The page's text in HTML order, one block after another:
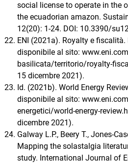
social license to operate in the
the ecuadorian amazon.
12(20): 1-24. DOI: 10.3390/
ENI (2021a). Royalty e
disponibile al sito:
basilicata/territorio/royalty-
15 dicembre 2021).
Id. (2021b). World Energy
disponibile al sito:
energetici/world-energy-
dicembre 2021).
Galway L.P., Beery T., Jones-
Mapping the solastalgia
study. International Journal of